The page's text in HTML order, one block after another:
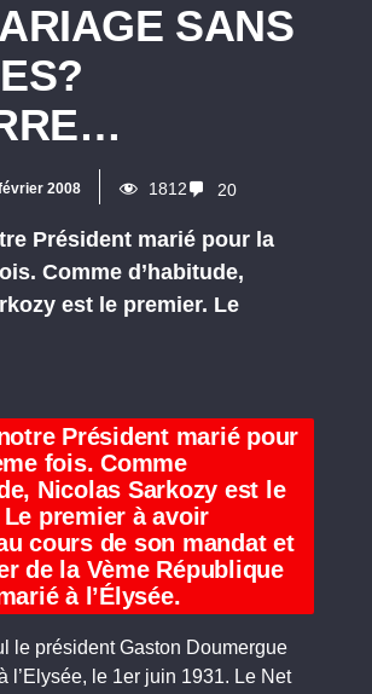
SANS
2008 1812 20
Président marié pour la
Comme d’habitude,
est le premier. Le
Président marié pour
fois. Comme
Nicolas Sarkozy est le
premier à avoir
cours de son mandat et
de la Vème République
à l’Élysée.
le président Gaston Doumergue
l’Elysée, le 1er juin 1931. Le Net